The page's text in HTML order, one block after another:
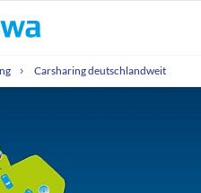
Carsharing deutschlandweit